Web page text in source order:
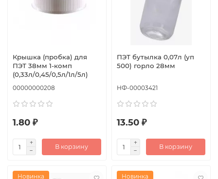
Крышка (пробка) для
ПЭТ 38мм 1-комп
(0,33л/0,45/0,5л/1л/5л)
00000000208
1.80 ₽
В корзину
ПЭТ бутылка 0,07л (уп
500) горло 28мм
НФ-00003421
13.50 ₽
В корзину
Новинка Новинка